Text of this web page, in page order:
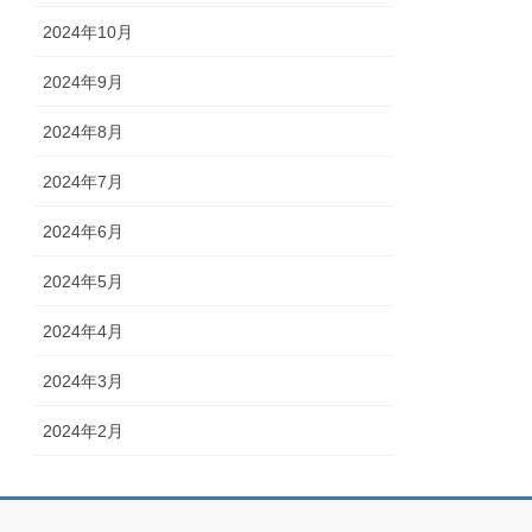
2024年10月
2024年9月
2024年8月
2024年7月
2024年6月
2024年5月
2024年4月
2024年3月
2024年2月